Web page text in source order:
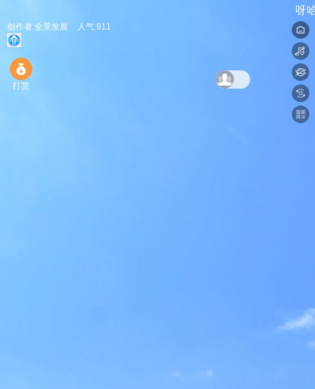
呀
创作者:全景发展 人气:911
打赏